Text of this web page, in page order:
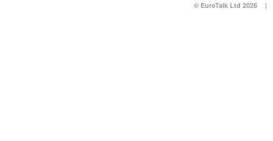
© EuroTalk Ltd 2026 |